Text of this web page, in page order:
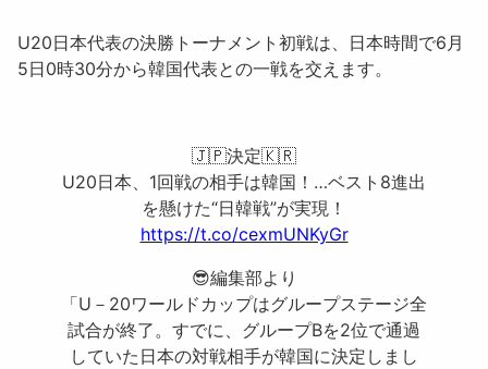
U20日本代表の決勝トーナメント初戦は、 日本時間で6月
5日0時30分から韓国代表との一戦を交えます。
🇯🇵決定🇰🇷
U20日本、1回戦の相手は韓国！…ベスト8進出
を懸けた“日韓戦”が実現！
https://t.co/cexmUNKyGr
😎編集部より
「U－20ワールドカップはグループステージ全
試合が終了。すでに、グループBを2位で通過
していた日本の対戦相手が韓国に決定しまし